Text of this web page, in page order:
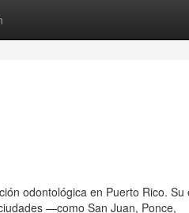
odontológica en Puerto Rico. Su
—como San Juan, Ponce,